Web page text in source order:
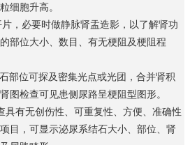
细胞升高。
，必要时做静脉肾盂造影，以了解肾功
部位大小、数目、有无梗阻及梗阻程
部位可探及密集光点或光团，合并肾积
图检查可见患侧尿路呈梗阻型图形。
具有无创伤性、可重复性、方便、准确性
目，可显示泌尿系结石大小、部位、肾